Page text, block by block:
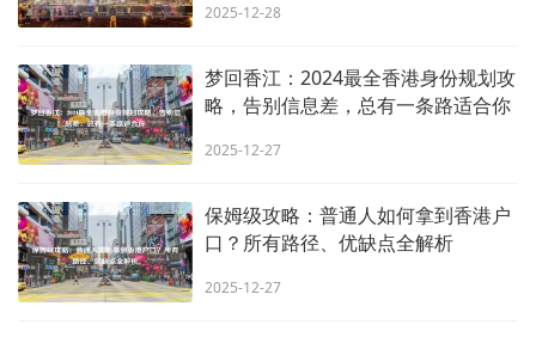
2025-12-28
梦回香江：2024最全香港身份规划攻
略，告别信息差，总有一条路适合你
2025-12-27
保姆级攻略：普通人如何拿到香港户
口？所有路径、优缺点全解析
2025-12-27